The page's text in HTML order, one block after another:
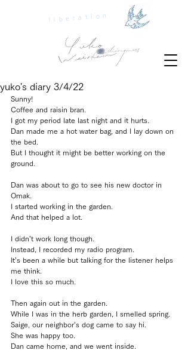
liberation
yuko's diary 3/4/22
Sunny!
Coffee and raisin bran.
I got my period late last night and it hurts.
Dan made me a hot water bag, and I lay down on
the bed.
But I thought it might be better working on the
ground.
Dan was about to go to see his new doctor in
Omak.
I started working in the garden.
And that helped a lot.
I didn’t work long though.
Instead, I recorded my radio program.
It’s been a while but talking for the listener helps
me think.
I love this so much.
Then again out in the garden.
While I was in the herb garden, I smelled spring.
Saige, our neighbor’s dog came to say hi.
She was happy too.
Dan came home, and we went inside.